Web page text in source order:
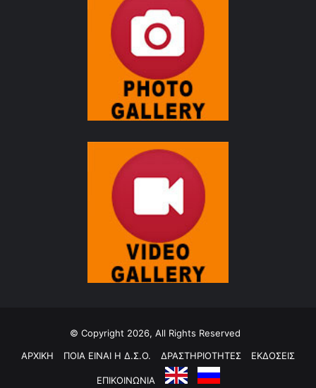
© Copyright 2026, All Rights Reserved
ΑΡΧΙΚΗ
ΠΟΙΑ ΕΙΝΑΙ Η Δ.Σ.Ο. ΔΡΑΣΤΗΡΙΟΤΗΤΕΣ ΕΚΔΟΣΕΙΣ
ΕΠΙΚΟΙΝΩΝΙΑ